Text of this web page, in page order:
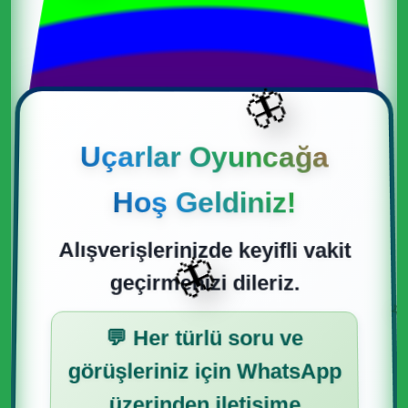
🦋
🦋
Uçarlar Oyuncağa
Hoş Geldiniz!
Alışverişlerinizde keyifli vakit
geçirmenizi dileriz.
💬 Her türlü soru ve
görüşleriniz için WhatsApp
BEST PRESTIJ
BEREN
PRESTİJ ASYA
BEST TOYS FARBU
TOYSMOYS
almak için 0553 171 28 32 den destek alabilirsiniz